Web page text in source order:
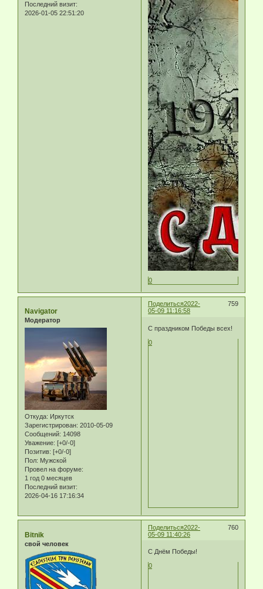
Последний визит:
2026-01-05 22:51:20
0
Поделиться 759
2022-
05-09 11:16:58
Navigator
Модератор
Откуда: Иркутск
Зарегистрирован: 2010-05-09
Сообщений: 14098
Уважение: [+0/-0]
Позитив: [+0/-0]
Пол: Мужской
Провел на форуме:
1 год 0 месяцев
Последний визит:
2026-04-16 17:16:34
С праздником Победы всех!
0
Поделиться 760
2022-
05-09 11:40:26
Bitnik
свой человек
С Днём Победы!
0